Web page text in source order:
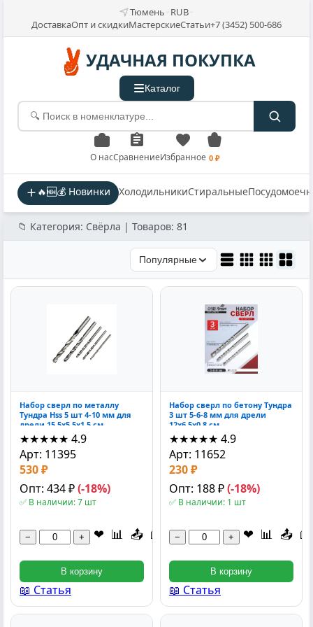
Тюмень RUB
ДоставкаОпт и скидкиМастерскиеСтатьи+7 (3452) 500-686
УДАЧНАЯ ПОКУПКА
Каталог
О насСравнениеИзбранное 0 ₽
🔥🆕💰 Новинки ХолодильникиСтиральные
📁 Категория: Свёрла | Товаров: 81
Популярные
Набор сверл по металлу
Тундра Hss 5 шт 4-10 мм для
дрели 15.5x5.5x1.5 см
★★★★★ 4.9
Арт: 11395
530 ₽
Опт: 434 ₽(-18%)
✅ В наличии: 7 шт
− + ❤ 📊 📤 📖
В корзину
📖 Статья
Набор сверл по бетону Тундра
3 шт 5-6-8 мм для дрели
12x6.5x0.8 см
★★★★★ 4.9
Арт: 11652
230 ₽
Опт: 188 ₽(-18%)
✅ В наличии: 1 шт
− + ❤ 📊 📤 📖
В корзину
📖 Статья